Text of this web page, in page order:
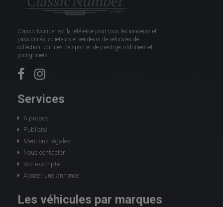
Classic Number est la référence pour tous les amateurs et
passionnés, acheteurs et vendeurs de véhicules de
collection, voitures de sport et de prestige, oldtimers et
youngtimers.
Services
A propos
Publicité
Mentions légales
Nous contacter
Votre compte
Ajouter une annonce
Les véhicules par marques